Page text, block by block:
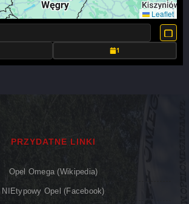
Leaflet
1
PRZYDATNE LINKI
Opel Omega (Wikipedia)
NIEtypowy Opel (Facebook)